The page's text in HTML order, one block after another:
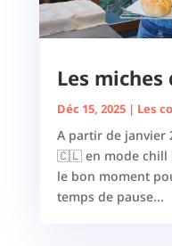
Les miches
Déc 15, 2025| Les
A partir de janvier
🇨🇱 en mode chill
le bon moment
temps de pause...